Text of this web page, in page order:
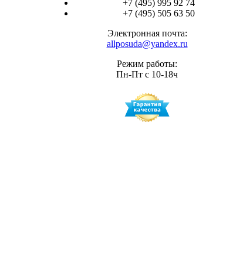
+7 (495) 995 92 74
+7 (495) 505 63 50
Электронная почта:
allposuda@yandex.ru
Режим работы:
Пн-Пт с 10-18ч